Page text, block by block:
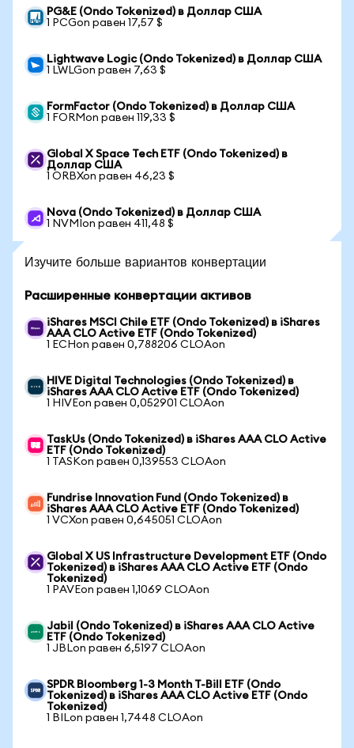
PG&E (Ondo Tokenized) в Доллар США
1 PCGon равен 17,57 $
Lightwave Logic (Ondo Tokenized) в Доллар США
1 LWLGon равен 7,63 $
FormFactor (Ondo Tokenized) в Доллар США
1 FORMon равен 119,33 $
Global X Space Tech ETF (Ondo Tokenized) в
Доллар США
1 ORBXon равен 46,23 $
Nova (Ondo Tokenized) в Доллар США
1 NVMIon равен 411,48 $
Изучите больше вариантов конвертации
Расширенные конвертации активов
iShares MSCI Chile ETF (Ondo Tokenized) в iShares
AAA CLO Active ETF (Ondo Tokenized)
1 ECHon равен 0,788206 CLOAon
HIVE Digital Technologies (Ondo Tokenized) в
iShares AAA CLO Active ETF (Ondo Tokenized)
1 HIVEon равен 0,052901 CLOAon
TaskUs (Ondo Tokenized) в iShares AAA CLO Active
ETF (Ondo Tokenized)
1 TASKon равен 0,139553 CLOAon
Fundrise Innovation Fund (Ondo Tokenized) в
iShares AAA CLO Active ETF (Ondo Tokenized)
1 VCXon равен 0,645051 CLOAon
Global X US Infrastructure Development ETF (Ondo
Tokenized) в iShares AAA CLO Active ETF (Ondo
Tokenized)
1 PAVEon равен 1,1069 CLOAon
Jabil (Ondo Tokenized) в iShares AAA CLO Active
ETF (Ondo Tokenized)
1 JBLon равен 6,5197 CLOAon
SPDR Bloomberg 1-3 Month T-Bill ETF (Ondo
Tokenized) в iShares AAA CLO Active ETF (Ondo
Tokenized)
1 BILon равен 1,7448 CLOAon